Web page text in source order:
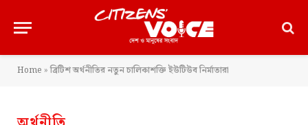
Home »ব্রিটিশ অর্থনীতির নতুন চালিকাশক্তি ইউটিউব নির্মাতারা